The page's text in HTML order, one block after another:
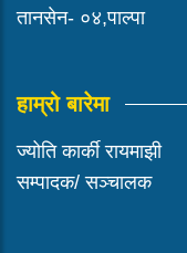
तानसेन- ०४,पाल्पा
हाम्रो बारेमा
ज्योति कार्की रायमाझी
सम्पादक/ सञ्चालक